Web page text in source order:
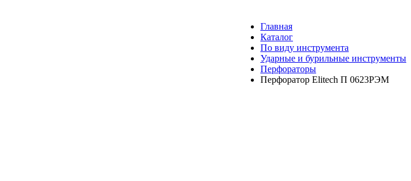
Главная
Каталог
По виду инструмента
Ударные и бурильные инструменты
Перфораторы
Перфоратор Elitech П 0623РЭМ